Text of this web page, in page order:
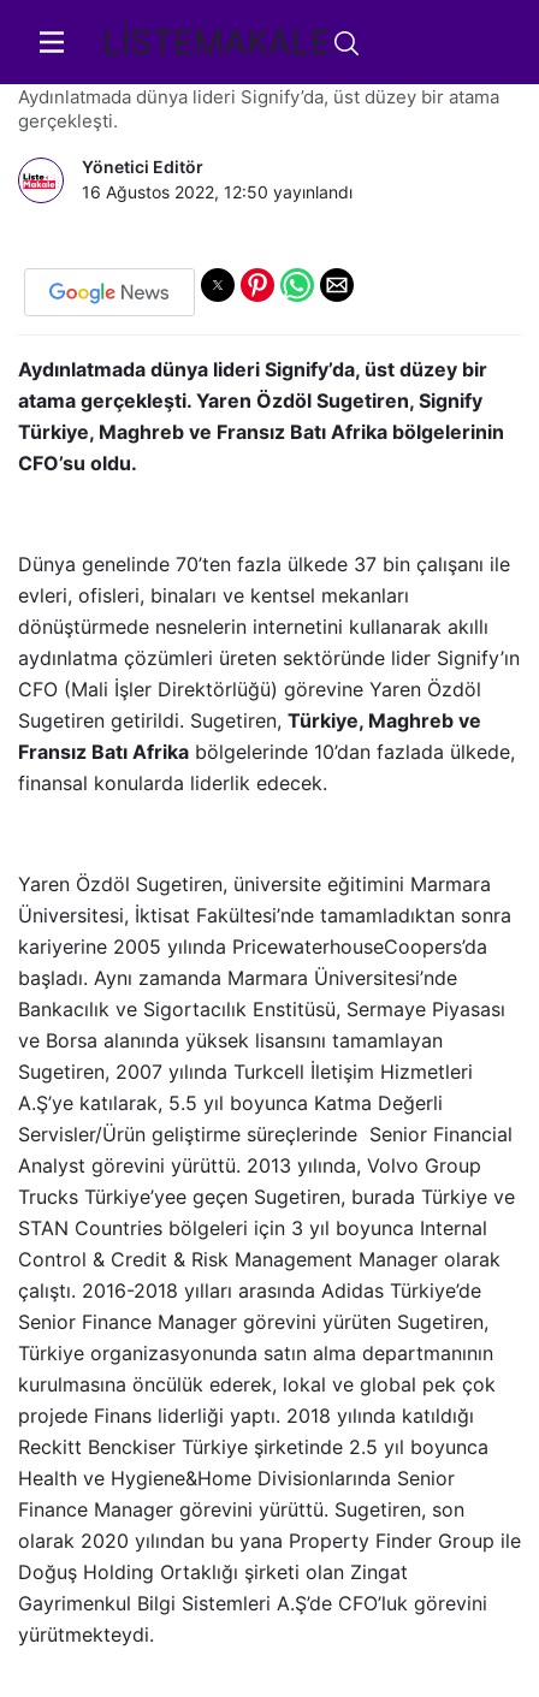
LİSTEMAKALE
Signify’a Yeni CFO
Aydınlatmada dünya lideri Signify’da, üst düzey bir atama
gerçekleşti.
Yönetici Editör
16 Ağustos 2022, 12:50 yayınlandı
Aydınlatmada dünya lideri Signify’da, üst düzey bir
atama gerçekleşti. Yaren Özdöl Sugetiren, Signify
Türkiye, Maghreb ve Fransız Batı Afrika bölgelerinin
CFO’su oldu.
Dünya genelinde 70’ten fazla ülkede 37 bin çalışanı ile
evleri, ofisleri, binaları ve kentsel mekanları
dönüştürmede nesnelerin internetini kullanarak akıllı
aydınlatma çözümleri üreten sektöründe lider Signify’ın
CFO (Mali İşler Direktörlüğü) görevine Yaren Özdöl
Sugetiren getirildi. Sugetiren, Türkiye, Maghreb ve
Fransız Batı Afrika bölgelerinde 10’dan fazlada ülkede,
finansal konularda liderlik edecek.
Yaren Özdöl Sugetiren, üniversite eğitimini Marmara
Üniversitesi, İktisat Fakültesi’nde tamamladıktan sonra
kariyerine 2005 yılında PricewaterhouseCoopers’da
başladı. Aynı zamanda Marmara Üniversitesi’nde
Bankacılık ve Sigortacılık Enstitüsü, Sermaye Piyasası
ve Borsa alanında yüksek lisansını tamamlayan
Sugetiren, 2007 yılında Turkcell İletişim Hizmetleri
A.Ş’ye katılarak, 5.5 yıl boyunca Katma Değerli
Servisler/Ürün geliştirme süreçlerinde Senior Financial
Analyst görevini yürüttü. 2013 yılında, Volvo Group
Trucks Türkiye’yee geçen Sugetiren, burada Türkiye ve
STAN Countries bölgeleri için 3 yıl boyunca Internal
Control & Credit & Risk Management Manager olarak
çalıştı. 2016-2018 yılları arasında Adidas Türkiye’de
Senior Finance Manager görevini yürüten Sugetiren,
Türkiye organizasyonunda satın alma departmanının
kurulmasına öncülük ederek, lokal ve global pek çok
projede Finans liderliği yaptı. 2018 yılında katıldığı
Reckitt Benckiser Türkiye şirketinde 2.5 yıl boyunca
Health ve Hygiene&Home Divisionlarında Senior
Finance Manager görevini yürüttü. Sugetiren, son
olarak 2020 yılından bu yana Property Finder Group ile
Doğuş Holding Ortaklığı şirketi olan Zingat
Gayrimenkul Bilgi Sistemleri A.Ş’de CFO’luk görevini
yürütmekteydi.